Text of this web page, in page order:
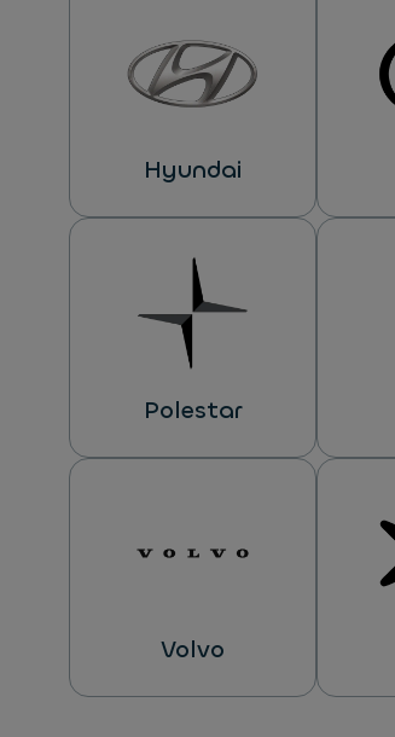
Hyundai
Polestar
Volvo